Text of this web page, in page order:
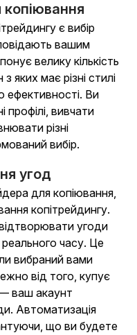
є вибір
вашим
велику кількість
яких має різні стилі
ефективності. Ви
профілі, вивчати
різні
вибір.
угод
для копіювання,
копітрейдингу.
угоди
часу. Це
вибраний вами
від того, купує
ваш акаунт
Автоматизація
що ви будете